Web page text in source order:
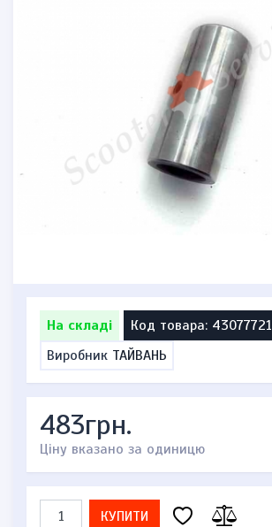
На складі
Код товара: 43077721
Виробник ТАЙВАНЬ
483грн.
Ціну вказано за одиницю
КУПИТИ